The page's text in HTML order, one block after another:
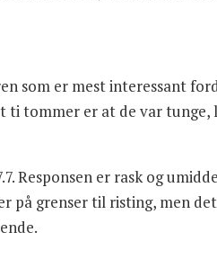
som er mest interessant
tommer er at de var tunge,
Responsen er rask og
på grenser til risting, men